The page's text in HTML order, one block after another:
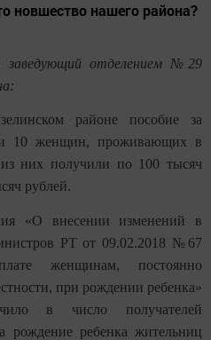
новшество нашего района?
отделением №29
районе пособие за
10 женщин, проживающих в
них получили по 100 тысяч
рублей.
«О внесении изменений в
РТ от 09.02.2018 №67
женщинам, постоянно
при рождении ребенка»
в число получателей
рождение ребенка жительниц